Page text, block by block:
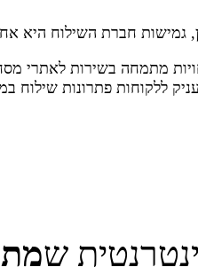
גמישות חברת השילוח היא
מתמחה בשירות לאתרי
ללקוחות פתרונות שילוח
ש